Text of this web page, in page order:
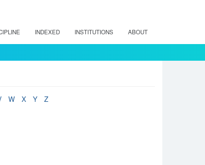
INDEXED INSTITUTIONS ABOUT
W X Y
Z